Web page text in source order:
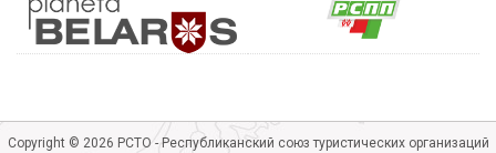
Copyright © 2026 РСТО - Республиканский союз туристических организаций